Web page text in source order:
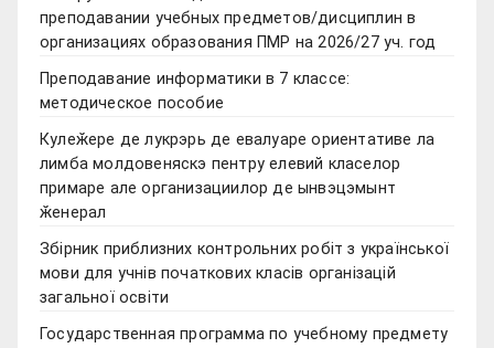
преподавании учебных предметов/дисциплин в
организациях образования ПМР на 2026/27 уч. год
Преподавание информатики в 7 классе:
методическое пособие
Кулеӂере де лукрэрь де евалуаре ориентативе ла
лимба молдовеняскэ пентру елевий класелор
примаре але организациилор де ынвэцэмынт
ӂенерал
Збірник приблизних контрольних робіт з української
мови для учнів початкових класів організацій
загальної освіти
Государственная программа по учебному предмету